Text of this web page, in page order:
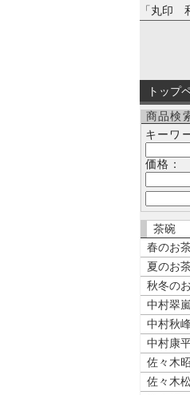
「丸印
トップ
商品検
キーワ
価格：
茶碗
春のお
夏のお
秋冬の
中村翠
中村秋
中村康
佐々木
佐々木